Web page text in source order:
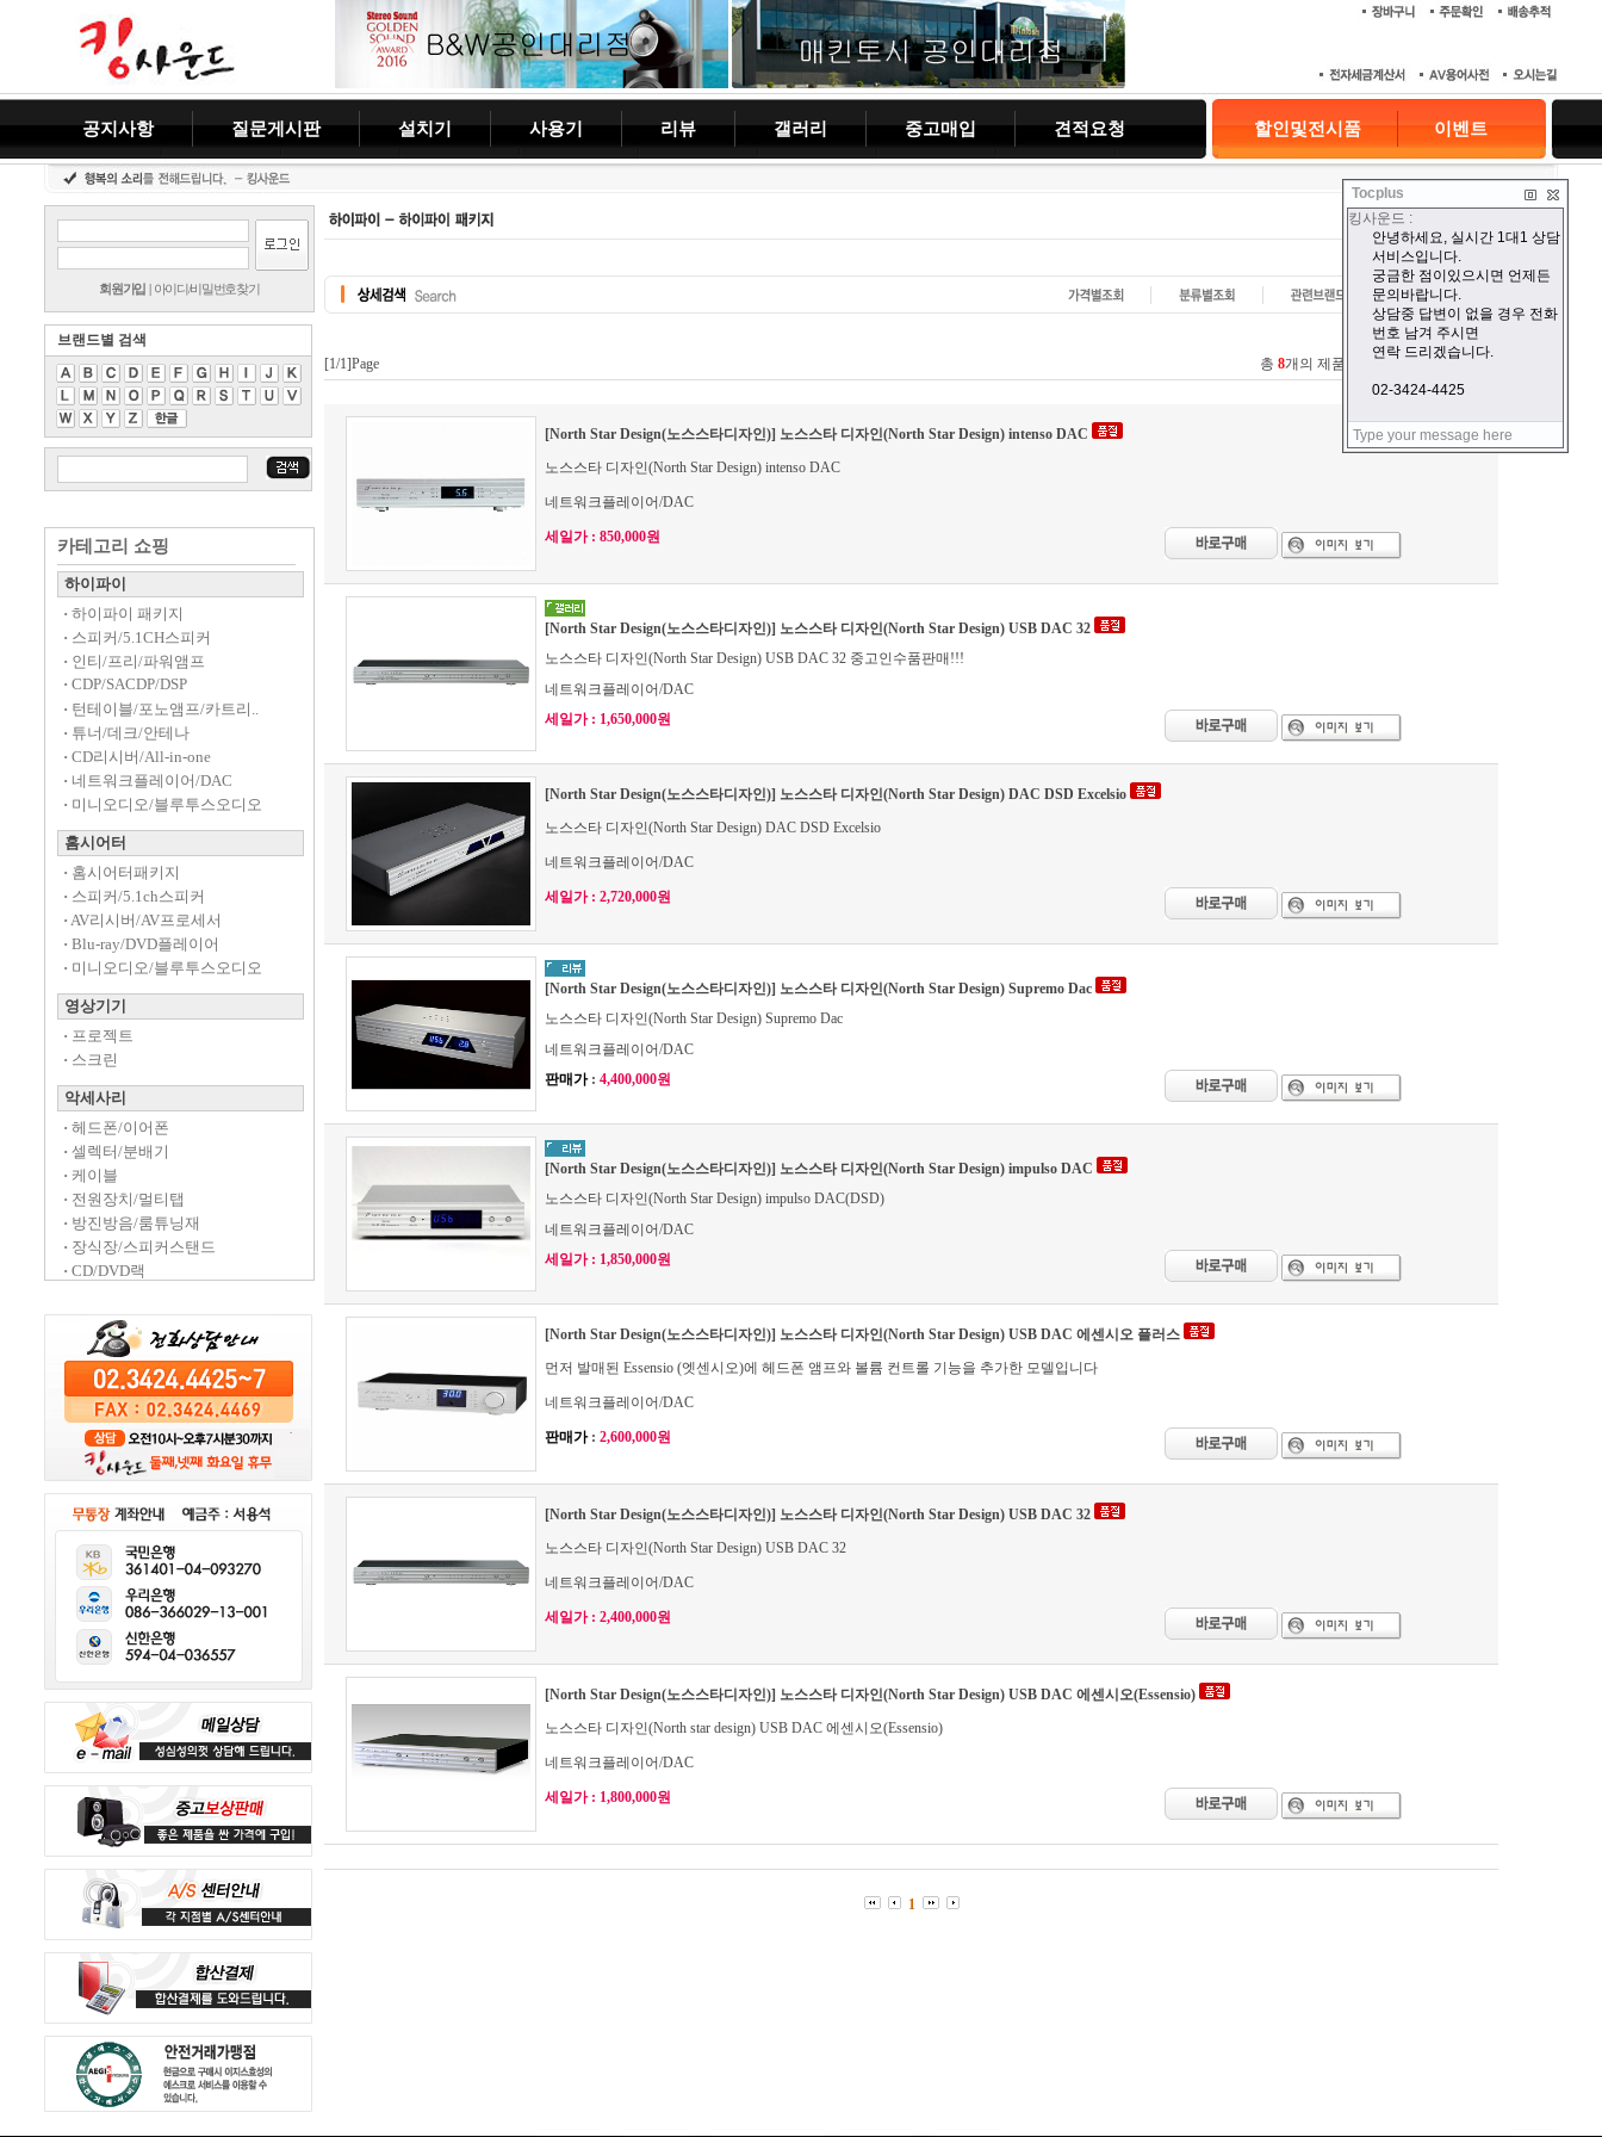
공지사항 질문게시판 설치기 사용기 리뷰 갤러리 중고매입 견적요청 할인및전시품 이벤트
회원가입 | 아이디/비밀번호찾기
브랜드별 검색
카테고리 쇼핑
하이파이
· 하이파이 패키지
· 스피커/5.1CH스피커
· 인티/프리/파워앰프
· CDP/SACDP/DSP
· 턴테이블/포노앰프/카트리..
· 튜너/데크/안테나
· CD리시버/All-in-one
· 네트워크플레이어/DAC
· 미니오디오/블루투스오디오
홈시어터
· 홈시어터패키지
· 스피커/5.1ch스피커
· AV리시버/AV프로세서
· Blu-ray/DVD플레이어
· 미니오디오/블루투스오디오
영상기기
· 프로젝트
· 스크린
악세사리
· 헤드폰/이어폰
· 셀렉터/분배기
· 케이블
· 전원장치/멀티탭
· 방진방음/룸튜닝재
· 장식장/스피커스탠드
· CD/DVD랙
현재위치 :
[1/1]Page 총 8개의 제품이 검색되었습니다.
[North Star Design(노스스타디자인)] 노스스타 디자인(North Star Design) intenso DAC
노스스타 디자인(North Star Design) intenso DAC
네트워크플레이어/DAC
세일가 : 850,000원
[North Star Design(노스스타디자인)] 노스스타 디자인(North Star Design) USB DAC 32
노스스타 디자인(North Star Design) USB DAC 32 중고인수품판매!!!
네트워크플레이어/DAC
세일가 : 1,650,000원
[North Star Design(노스스타디자인)] 노스스타 디자인(North Star Design) DAC DSD Excelsio
노스스타 디자인(North Star Design) DAC DSD Excelsio
네트워크플레이어/DAC
세일가 : 2,720,000원
[North Star Design(노스스타디자인)] 노스스타 디자인(North Star Design) Supremo Dac
노스스타 디자인(North Star Design) Supremo Dac
네트워크플레이어/DAC
판매가: 4,400,000원
[North Star Design(노스스타디자인)] 노스스타 디자인(North Star Design) impulso DAC
노스스타 디자인(North Star Design) impulso DAC(DSD)
네트워크플레이어/DAC
세일가 : 1,850,000원
[North Star Design(노스스타디자인)] 노스스타 디자인(North Star Design) USB DAC 에센시오 플러스
먼저 발매된 Essensio (엣센시오)에 헤드폰 앰프와 볼륨 컨트롤 기능을 추가한 모델입니다
네트워크플레이어/DAC
판매가: 2,600,000원
[North Star Design(노스스타디자인)] 노스스타 디자인(North Star Design) USB DAC 32
노스스타 디자인(North Star Design) USB DAC 32
네트워크플레이어/DAC
세일가 : 2,400,000원
[North Star Design(노스스타디자인)] 노스스타 디자인(North Star Design) USB DAC 에센시오(Essensio)
노스스타 디자인(North star design) USB DAC 에센시오(Essensio)
네트워크플레이어/DAC
세일가 : 1,800,000원
1
Tocplus